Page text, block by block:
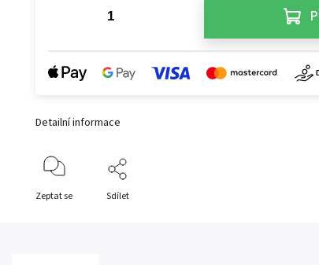
Detailní informace
Zeptat se Sdílet